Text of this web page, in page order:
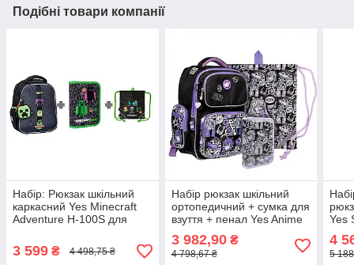
Подібні товари компанії
Набір: Рюкзак шкільний
каркасний Yes Minecraft
Adventure H-100S для
сумка для взуття YES
Minecraft
3 599 ₴ 4 498,75 ₴
Набір рюкзак шкільний
ортопедичний + сумка для
взуття + пенал Yes Anime
S-101 (559807)
3 982,90₴
4 798,67 ₴
Yes
для
4
5